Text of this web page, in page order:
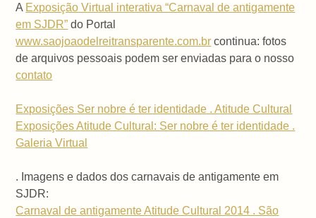
A Exposição Virtual interativa “Carnaval de antigamente
em SJDR” do Portal
www.saojoaodelreitransparente.com.br continua: fotos
de arquivos pessoais podem ser enviadas para o nosso
contato
Exposições Ser nobre é ter identidade . Atitude Cultural
Exposições Atitude Cultural: Ser nobre é ter identidade .
Galeria Virtual
. Imagens e dados dos carnavais de antigamente em
SJDR:
Carnaval de antigamente Atitude Cultural 2014 . São